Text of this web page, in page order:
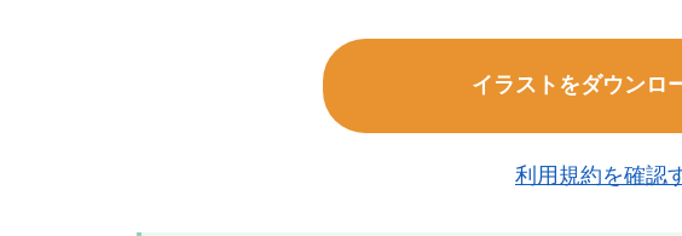
イラストをダウンロ
利用規約を確認